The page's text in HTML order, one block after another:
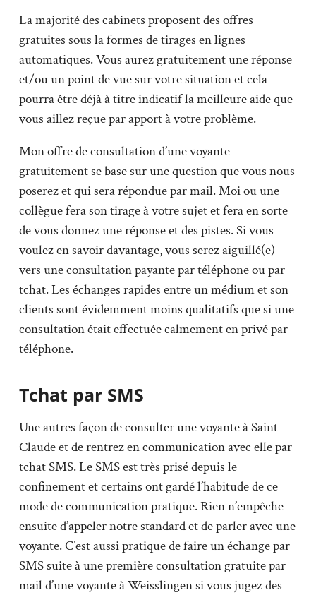
La majorité des cabinets proposent des offres
gratuites sous la formes de tirages en lignes
automatiques. Vous aurez gratuitement une réponse
et/ou un point de vue sur votre situation et cela
pourra être déjà à titre indicatif la meilleure aide que
vous aillez reçue par apport à votre problème.
Mon offre de consultation d’une voyante
gratuitement se base sur une question que vous nous
poserez et qui sera répondue par mail. Moi ou une
collègue fera son tirage à votre sujet et fera en sorte
de vous donnez une réponse et des pistes. Si vous
voulez en savoir davantage, vous serez aiguillé(e)
vers une consultation payante par téléphone ou par
tchat. Les échanges rapides entre un médium et son
clients sont évidemment moins qualitatifs que si une
consultation était effectuée calmement en privé par
téléphone.
Tchat par SMS
Une autres façon de consulter une voyante à Saint-
Claude et de rentrez en communication avec elle par
tchat SMS. Le SMS est très prisé depuis le
confinement et certains ont gardé l’habitude de ce
mode de communication pratique. Rien n’empêche
ensuite d’appeler notre standard et de parler avec une
voyante. C’est aussi pratique de faire un échange par
SMS suite à une première consultation gratuite par
mail d’une voyante à Weisslingen si vous jugez des